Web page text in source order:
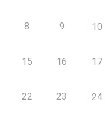
8 9 10
15 16 17
22 23 24